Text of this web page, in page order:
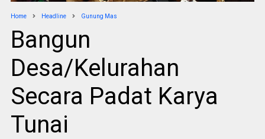
Home Headline Gunung Mas
Bangun
Desa/Kelurahan
Secara Padat Karya
Tunai